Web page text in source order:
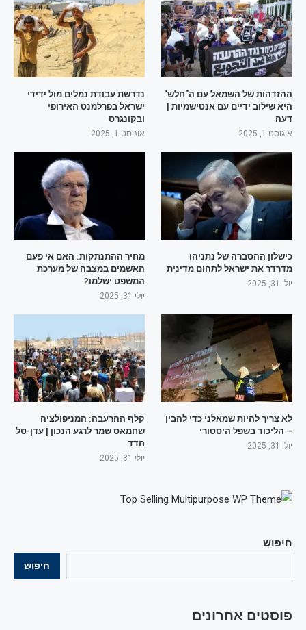
חיפוש
חיפוש
פוסטים אחרונים
ההזדהות של השמאל עם ה"חלש"
היא שילוב ידיים עם אנטישמיות |
דעה
אוגוסט 1, 2025
נדרשת עבודת נמלים מול ידידי
ישראל בפרלמנט האירופי
ובקונגרס
אוגוסט 1, 2025
כישלון ההסברה של נתניהו
מדרדר את ישראל לתהום מדינית
יולי 31, 2025
מחיר ההתנתקות: האם אי פעם
האשמים במצבה של מערכת
המשפט ישלמו?
יולי 31, 2025
לא צריך להיות שמאלני כדי להבין
– הליכוד בשפל היסטורי
יולי 31, 2025
קלף ההרעבה: המניפולציה
שחמאס שמר לרגע הנכון | עדן-טל
חדד
יולי 31, 2025